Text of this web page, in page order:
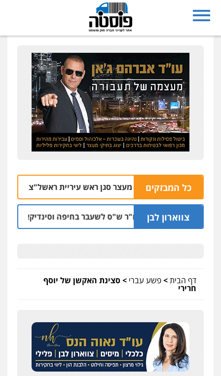
כל המבזקים
הוארך מעצר סגן ראש עיריית ראשל"צ החשוד
צווארון לבן
כתב אישום: יו"ר ש"ס לשעבר בחיפה וסינדיקאט
דף הבית>פשע עברי >סצינת האקשן של יוסף
חרירי